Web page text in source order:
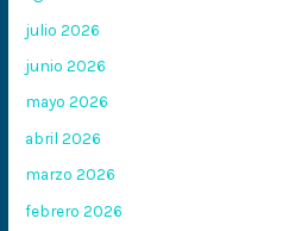
julio 2026
junio 2026
mayo 2026
abril 2026
marzo 2026
febrero 2026